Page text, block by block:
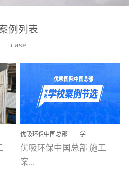
高技能的团队。汇聚了众
取得了多项产品技术专利
和多项国家版权局著作
权，获得高新技术企业称
号。生产优势自主生产自
给自足，优吸公司于2015
在广州番禺区成功建立产
品线生产基地，工厂拥有
自动化生产设备和成熟的
例列表
case
优吸环保中国总部——学
校施工案例(节选)
优吸环保中国总部 施工
案...